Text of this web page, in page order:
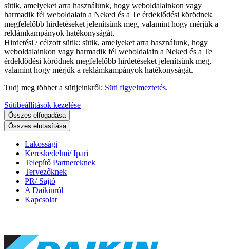
sütik, amelyeket arra használunk, hogy weboldalainkon vagy
harmadik fél weboldalain a Neked és a Te érdeklődési körödnek
megfelelőbb hirdetéseket jelenítsünk meg, valamint hogy mérjük a
reklámkampányok hatékonyságát.
Hirdetési / célzott sütik: sütik, amelyeket arra használunk, hogy
weboldalainkon vagy harmadik fél weboldalain a Neked és a Te
érdeklődési körödnek megfelelőbb hirdetéseket jelenítsünk meg,
valamint hogy mérjük a reklámkampányok hatékonyságát.
Tudj meg többet a sütijeinkről: Süti figyelmeztetés.
Sütibeállítások kezelése
Összes elfogadása
Összes elutasítása
Lakossági
Kereskedelmi/ Ipari
Telepítő Partnereknek
Tervezőknek
PR/ Sajtó
A Daikinról
Kapcsolat